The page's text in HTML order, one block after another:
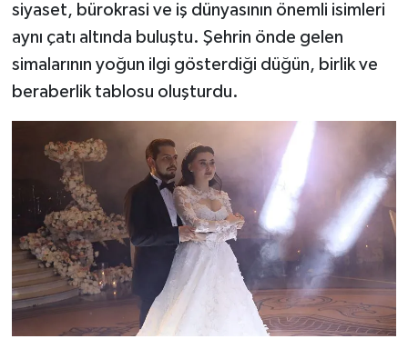
siyaset, bürokrasi ve iş dünyasının önemli isimleri
aynı çatı altında buluştu. Şehrin önde gelen
simalarının yoğun ilgi gösterdiği düğün, birlik ve
beraberlik tablosu oluşturdu.